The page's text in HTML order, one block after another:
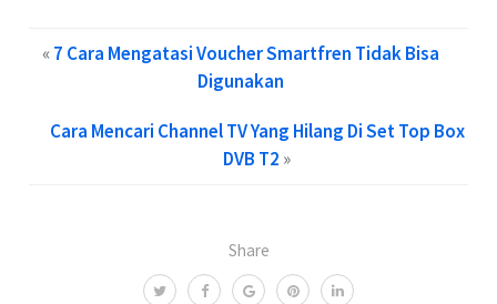
Share
«7 Cara Mengatasi Voucher Smartfren Tidak Bisa
Digunakan
Cara Mencari Channel TV Yang Hilang Di Set Top Box
DVB T2 »